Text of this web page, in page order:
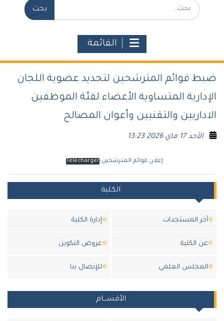
بحث:
القائمة
ضبط قوائم المترشحين لتجديد عضوية اللجان
الإدارية المتساوية الأعضاء لفئة الموظفين
الاداريين والتقنيين وأعوان المصالح
الأحد 17 ماي 2026 13:23
إعلان قوائم المترشحين-Télécharger
الكلية
آخر المستجدات إدارة الكلية
عن الكلية عروض التكوين
المجلس العلمي للإتصال بنا
الأقســـام